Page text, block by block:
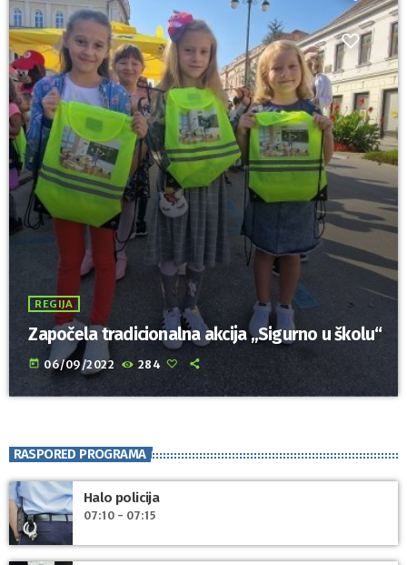
REGIJA
Započela tradicionalna akcija „Sigurno u školu“
today 06/09/2022 284
RASPORED PROGRAMA
Halo policija
07:10 - 07:15